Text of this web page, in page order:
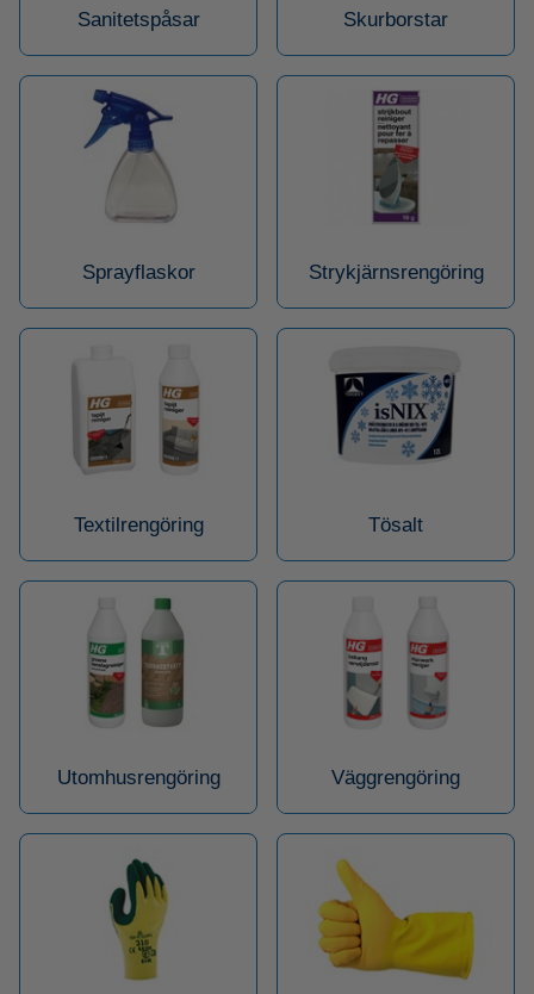
Sanitetspåsar Skurborstar
Sprayflaskor Strykjärnsrengöring
Textilrengöring Tösalt
Utomhusrengöring Väggrengöring